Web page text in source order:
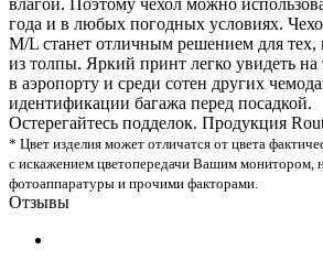
влагой. Поэтому чехол можно
года и в любых погодных условиях.
M/L станет отличным решением для тех,
из толпы. Яркий принт легко увидеть на
в аэропорту и среди сотен других
идентификации багажа перед посадкой.
Остерегайтесь подделок. Продукция
* Цвет изделия может отличатся от цвета
с искажением цветопередачи Вашим монитором,
фотоаппаратуры и прочими факторами.
Отзывы